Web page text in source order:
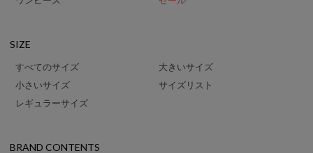
SIZE
すべてのサイズ
小さいサイズ
レギュラーサイズ
大きいサイズ
サイズリスト
BRAND CONTENTS